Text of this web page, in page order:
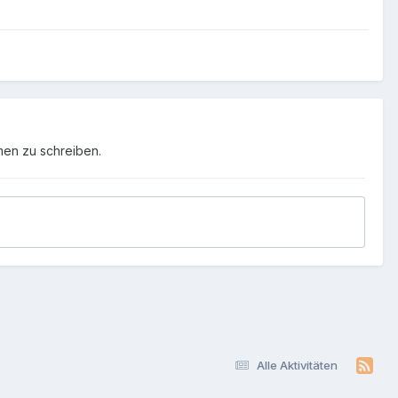
zu schreiben.
Alle Aktivitäten